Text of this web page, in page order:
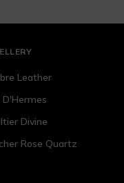
Leather
Divine
Rose Quartz